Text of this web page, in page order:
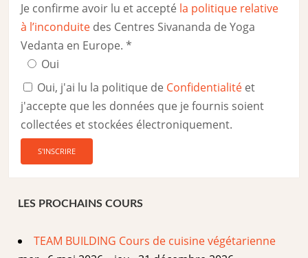
Je confirme avoir lu et accepté la politique relative
à l’inconduite des Centres Sivananda de Yoga
Vedanta en Europe.*
Oui
Oui, j'ai lu la politique de Confidentialité et
j'accepte que les données que je fournis soient
collectées et stockées électroniquement.
LES PROCHAINS COURS
TEAM BUILDING Cours de cuisine végétarienne